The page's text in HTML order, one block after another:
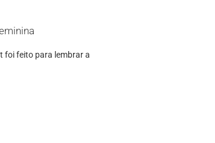
foi feito para lembrar a